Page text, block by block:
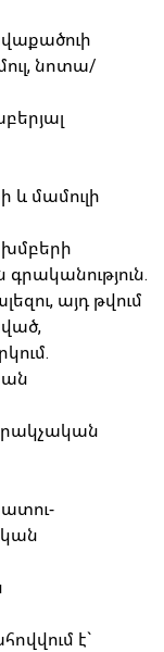
նոտա/
մամուլի
այդ թվում
է`